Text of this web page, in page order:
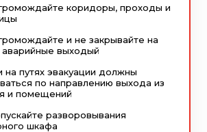
коридоры, проходы и
и не закрывайте на
аварийные выходый
на путях эвакуации должны
по направлению выхода из
и помещений
разворовывания
шкафа